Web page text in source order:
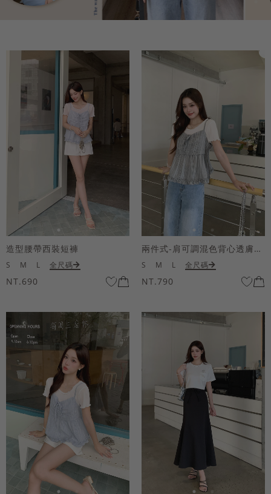
造型腰帶西裝短褲
S M L 全尺碼
NT.690
兩件式-肩可調混色背心透膚上衣套組
S M L 全尺碼
NT.790